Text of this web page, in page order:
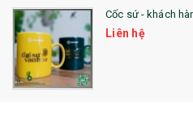
31. TÚI VẢI KHÔNG DỆT
32. TÚI VẢI BỐ
33. MŨ LƯỠI TRAI
Cốc sứ - khách
Liên hệ